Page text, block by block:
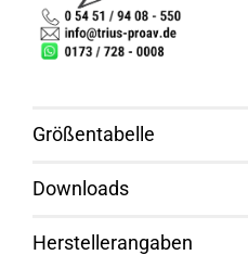
Größentabelle
Downloads
Herstellerangaben